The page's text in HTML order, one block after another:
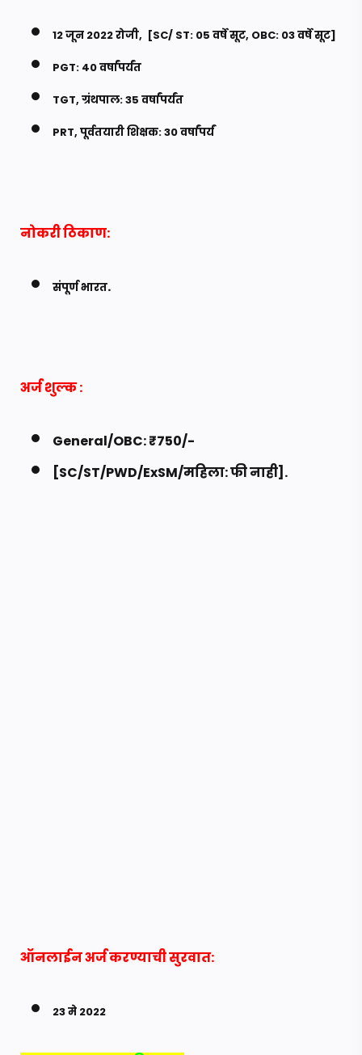
12 जून 2022 रोजी, [SC/ ST: 05 वर्षे सूट, OBC: 03 वर्षे सूट]
PGT: 40 वर्षांपर्यंत
TGT, ग्रंथपाल: 35 वर्षांपर्यंत
PRT, पूर्वतयारी शिक्षक: 30 वर्षांपर्यं
नोकरी ठिकाण:
संपूर्ण भारत.
अर्ज शुल्क:
General/OBC: ₹750/-
[SC/ST/PWD/ExSM/महिला: फी नाही].
ऑनलाईन अर्ज करण्याची सुरवात:
23 मे 2022